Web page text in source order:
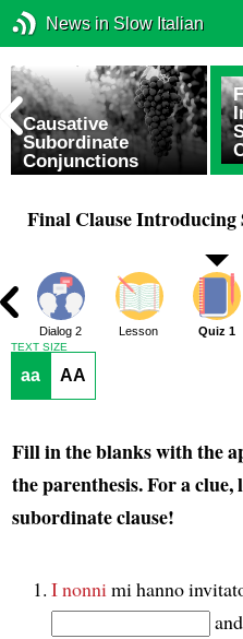
News in Slow Italian
Causative
Subordinate
Conjunctions
Final Clause
Dialog 2 Lesson Quiz 1
TEXT SIZE
aa AA
Fill in the blanks with the
the parenthesis. For a
subordinate clause!
I nonni mi hanno